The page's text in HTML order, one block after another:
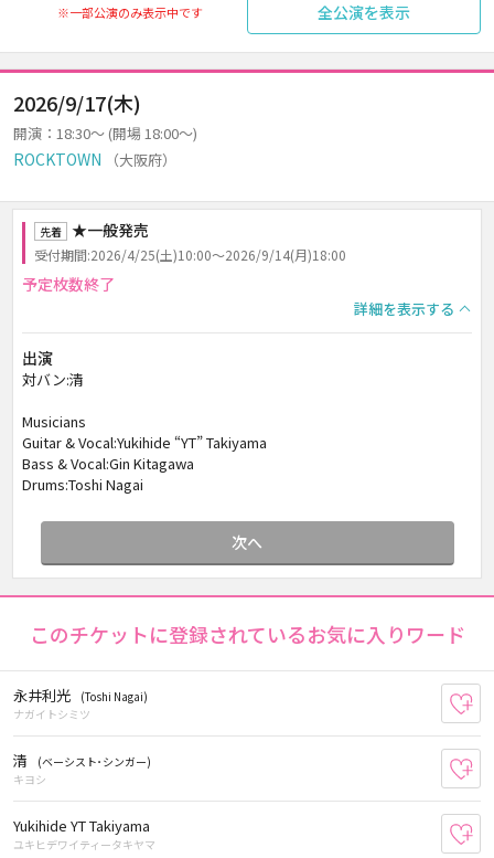
※一部公演のみ表示中です 全公演を表示
2026/9/17(木)
開演：18:30～ (開場 18:00～)
ROCKTOWN （大阪府）
先着 ★一般発売
受付期間:2026/4/25(土)10:00～2026/9/14(月)18:00
予定枚数終了
詳細を表示する
出演
対バン:清
Musicians
Guitar & Vocal:Yukihide “YT” Takiyama
Bass & Vocal:Gin Kitagawa
Drums:Toshi Nagai
次へ
このチケットに登録されているお気に入りワード
永井利光
(Toshi Nagai)
ナガイトシミツ
清
(ベーシスト･シンガー)
キヨシ
Yukihide YT Takiyama
ユキヒデワイティータキヤマ